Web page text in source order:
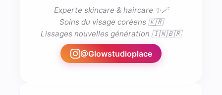
Experte skincare & haircare ✨🪄
Soins du visage coréens 🇰🇷
Lissages nouvelles génération 🇮🇳🇧🇷
@Glowstudioplace